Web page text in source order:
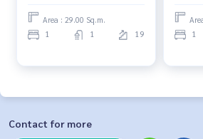
Area : 29.00 Sq.m.
1 1 19 1
Contact for more